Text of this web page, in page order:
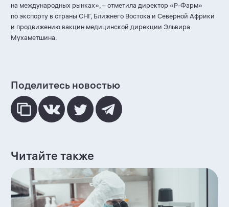
на международных рынках», – отметила директор «Р-Фарм»
по экспорту в страны СНГ, Ближнего Востока и Северной Африки
и продвижению вакцин медицинской дирекции Эльвира
Мухаметшина.
Поделитесь новостью
Читайте также